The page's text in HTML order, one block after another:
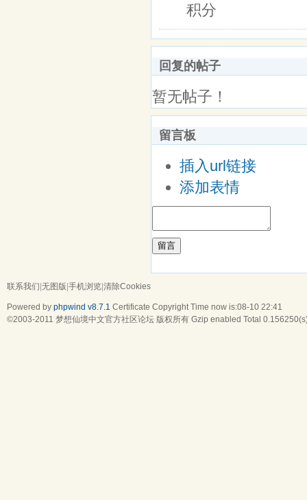
积分
回复的帖子
暂无帖子！
留言板
插入url链接
添加表情
留言
联系我们|无图版|手机浏览|清除Cookies
Powered by phpwind v8.7.1 Certificate Copyright Time now is:08-10 22:41
©2003-2011 梦想仙境中文官方社区论坛 版权所有 Gzip enabled Total